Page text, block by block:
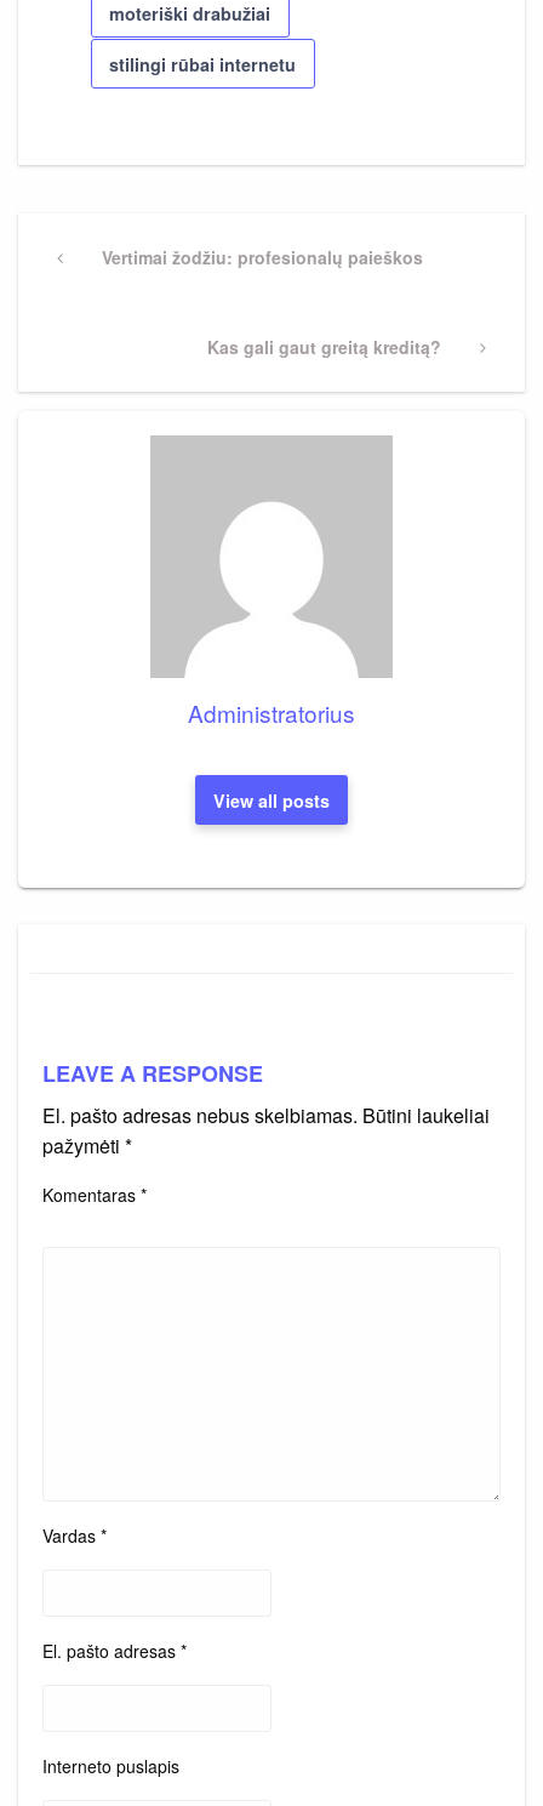
moteriški drabužiai
stilingi rūbai internetu
tarpPreviousVertimai žodžiu: profesionalų paieškos
Next
Kas gali gaut greitą kreditą?
Administratorius
View all posts
LEAVE A RESPONSE
El. pašto adresas nebus skelbiamas. Būtini laukeliai
pažymėti *
Komentaras *
Vardas *
El. pašto adresas *
Interneto puslapis